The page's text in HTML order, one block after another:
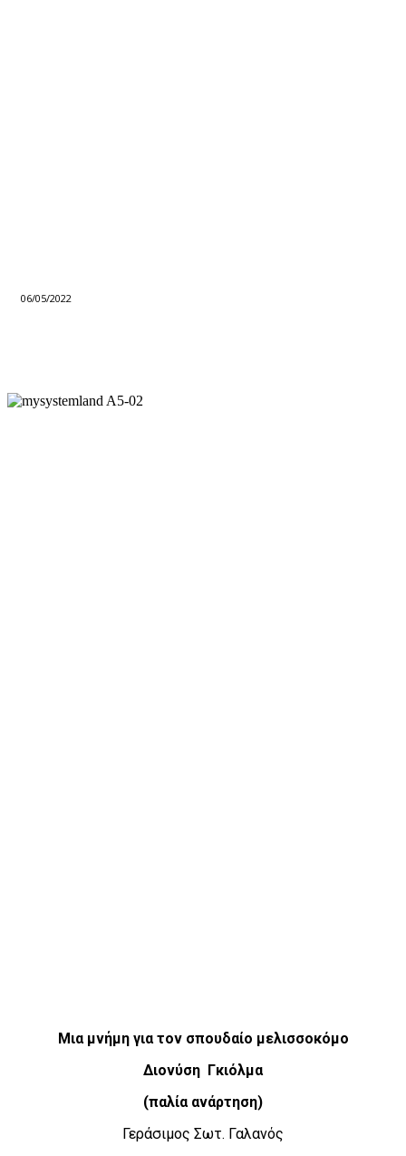
06/05/2022
Μια μνήμη για τον σπουδαίο μελισσοκόμο
Διονύση Γκιόλμα
(παλία ανάρτηση)
Γεράσιμος Σωτ. Γαλανός